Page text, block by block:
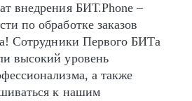
внедрения БИТ.Phone –
по обработке заказов
Сотрудники Первого БИТа
высокий уровень
а также
к нашим